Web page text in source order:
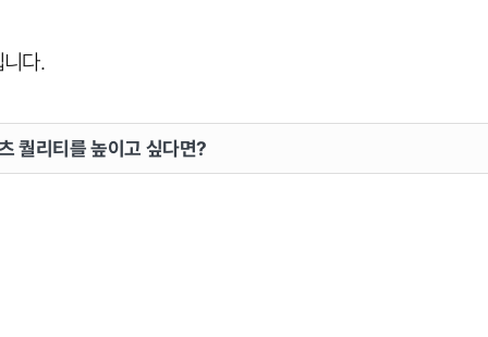
다.
퀄리티를 높이고 싶다면?